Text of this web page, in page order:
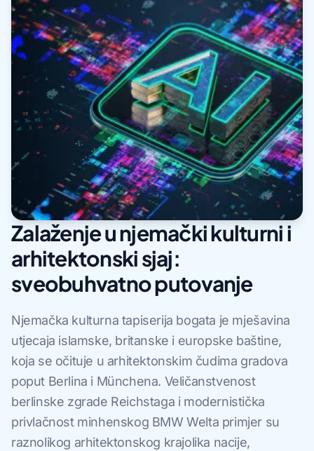
Zalaženje u njemački kulturni i
arhitektonski sjaj:
sveobuhvatno putovanje
Njemačka kulturna tapiserija bogata je mješavina
utjecaja islamske, britanske i europske baštine,
koja se očituje u arhitektonskim čudima gradova
poput Berlina i Münchena. Veličanstvenost
berlinske zgrade Reichstaga i modernistička
privlačnost minhenskog BMW Welta primjer su
raznolikog arhitektonskog krajolika nacije,